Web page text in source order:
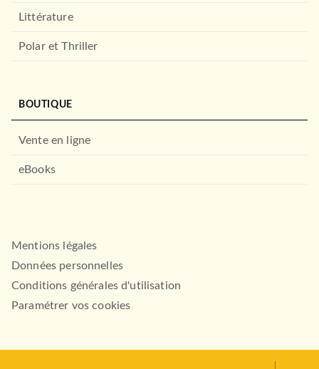
Littérature
Polar et Thriller
BOUTIQUE
Vente en ligne
eBooks
Mentions légales
Données personnelles
Conditions générales d'utilisation
Paramétrer vos cookies